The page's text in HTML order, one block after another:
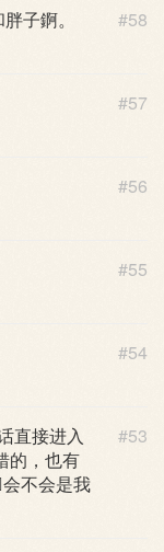
#58
子錒。
#57
#56
#55
#54
#53
直接进入
的，也有
不会是我